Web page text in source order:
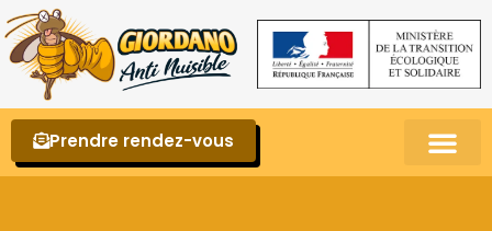
Prendre rendez-vous